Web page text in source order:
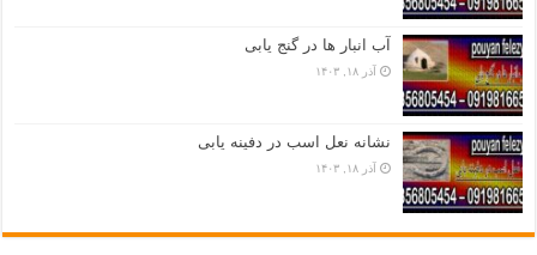
آب انبار ها در گنج یابی
آذر ۱۸, ۱۴۰۳
نشانه نعل اسب در دفینه یابی
آذر ۱۸, ۱۴۰۳